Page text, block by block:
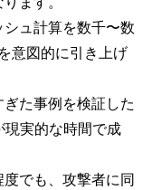
ュ計算を数千〜数
意図的に引き上げ
た事例を検証した
現実的な時間で成
でも、攻撃者に同